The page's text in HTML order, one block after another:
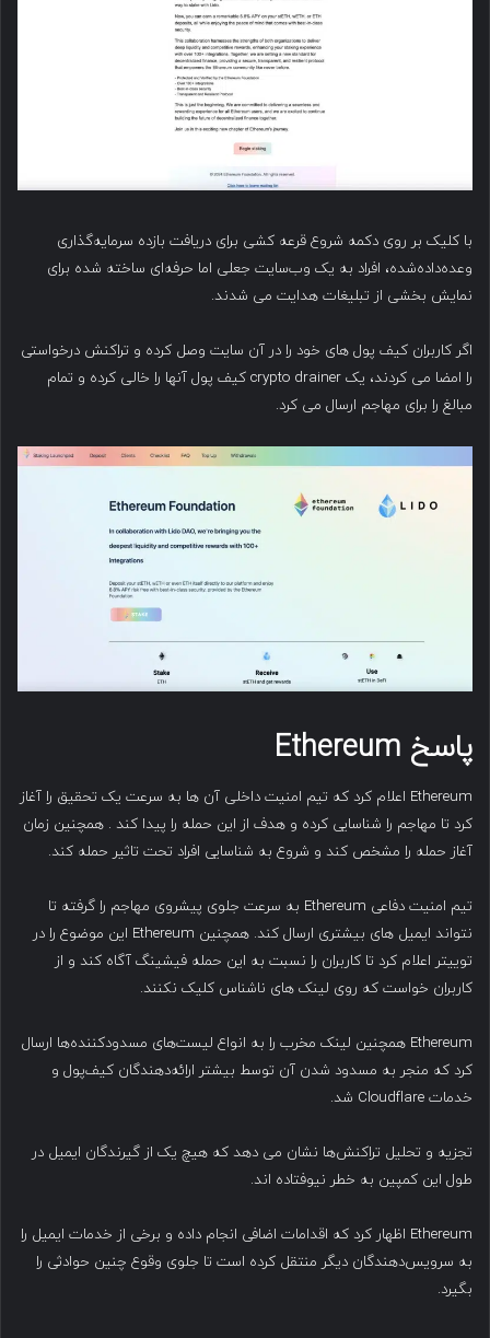
با کلیک بر روی دکمه شروع قرعه کشی برای دریافت بازده سرمایه‌گذاری
وعده‌داده‌شده، افراد به یک وب‌سایت جعلی اما حرفه‌ای ساخته شده برای
نمایش بخشی از تبلیغات هدایت می شدند.
اگر کاربران کیف پول های خود را در آن سایت وصل کرده و تراکنش درخواستی
را امضا می کردند، یک crypto drainer کیف پول آنها را خالی کرده و تمام
مبالغ را برای مهاجم ارسال می کرد.
پاسخ Ethereum
Ethereum اعلام کرد که تیم امنیت داخلی آن ها به سرعت یک تحقیق را آغاز
کرد تا مهاجم را شناسایی کرده و هدف از این حمله را پیدا کند . همچنین زمان
آغاز حمله را مشخص کند و شروع به شناسایی افراد تحت تاثیر حمله کند.
تیم امنیت دفاعی Ethereum به سرعت جلوی پیشروی مهاجم را گرفته تا
نتواند ایمیل های بیشتری ارسال کند. همچنین Ethereum این موضوع را در
توییتر اعلام کرد تا کاربران را نسبت به این حمله فیشینگ آگاه کند و از
کاربران خواست که روی لینک های ناشناس کلیک نکنند.
Ethereum همچنین لینک مخرب را به انواع لیست‌های مسدودکننده‌ها ارسال
کرد که منجر به مسدود شدن آن توسط بیشتر ارائه‌دهندگان کیف‌پول و
خدمات Cloudflare شد.
تجزیه و تحلیل تراکنش‌ها نشان می دهد که هیچ یک از گیرندگان ایمیل در
طول این کمپین به خطر نیوفتاده اند.
Ethereum اظهار کرد که اقدامات اضافی انجام داده و برخی از خدمات ایمیل را
به سرویس‌دهندگان دیگر منتقل کرده است تا جلوی وقوع چنین حوادثی را
بگیرد.